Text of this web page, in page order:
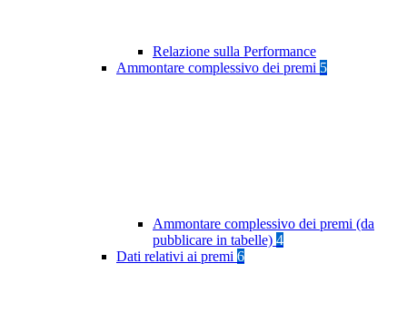
Relazione sulla Performance
Ammontare complessivo dei premi 5
Ammontare complessivo dei premi (da
pubblicare in tabelle) 4
Dati relativi ai premi 6